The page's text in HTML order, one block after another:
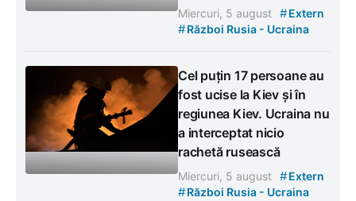
Miercuri, 5 august #Extern
#Război Rusia - Ucraina
Cel puțin 17 persoane au
fost ucise la Kiev și în
regiunea Kiev. Ucraina nu
a interceptat nicio
rachetă rusească
Miercuri, 5 august #Extern
#Război Rusia - Ucraina